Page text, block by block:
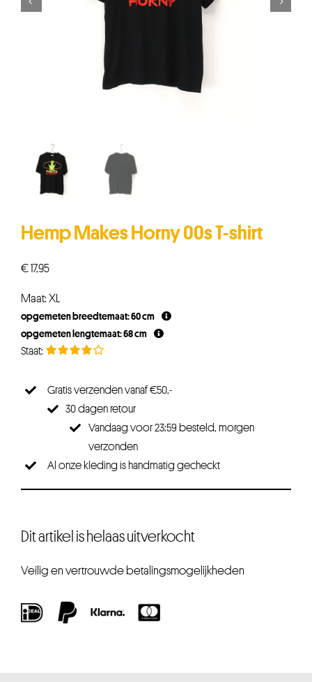
Hemp Makes Horny 00s T-shirt
€17,95
Maat: XL
opgemeten breedtemaat: 60 cm
opgemeten lengtemaat: 68 cm
Gratis verzenden vanaf €50,-
30 dagen retour
Vandaag voor 23:59 besteld, morgen
verzonden
Al onze kleding is handmatig gecheckt
Dit artikel is helaas uitverkocht
Veilig en vertrouwde betalingsmogelijkheden